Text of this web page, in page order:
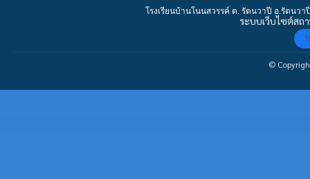
โรงเรียนบ้านโนนสวรรค์ ต. รัตนวาปี อ.รัตนว
ระบบเว็บไซต์สถ
©